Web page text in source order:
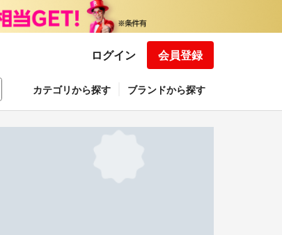
ログイン 会員登録
カテゴリから探す ブランドから探す